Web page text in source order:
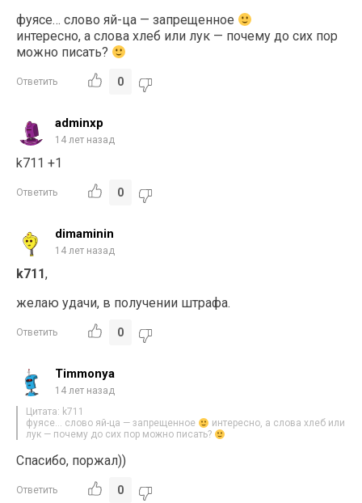
фуясе… слово яй-ца — запрещенное
интересно, а слова хлеб или лук — почему до сих пор
можно писать?
Ответить 0
adminxp
14 лет назад
k711 +1
Ответить 0
dimaminin
14 лет назад
k711,
желаю удачи, в получении штрафа.
Ответить 0
Timmonya
14 лет назад
Цитата: k711
фуясе… слово яй-ца — запрещенное
интересно, а слова хлеб или
лук — почему до сих пор можно писать?
Спасибо, поржал))
Ответить 0